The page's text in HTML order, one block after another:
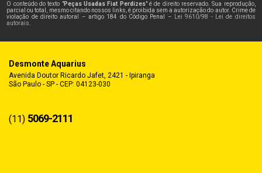
O conteúdo do texto "Peças Usadas Fiat Perdizes" é de direito reservado. Sua reprodução,
parcial ou total, mesmo citando nossos links, é proibida sem a autorização do autor. Crime de
violação de direito autoral – artigo 184 do Código Penal –
Lei 9610/98 - Lei de direitos
autorais
Desmonte Aquarius
Avenida Doutor Ricardo Jafet, 2421 - Ipiranga
São Paulo - SP - CEP: 04123-030
(11) 5069-2111